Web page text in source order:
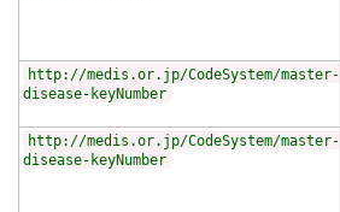
http://medis.or.jp/CodeSystem/master-
disease-keyNumber
http://medis.or.jp/CodeSystem/master-
disease-keyNumber